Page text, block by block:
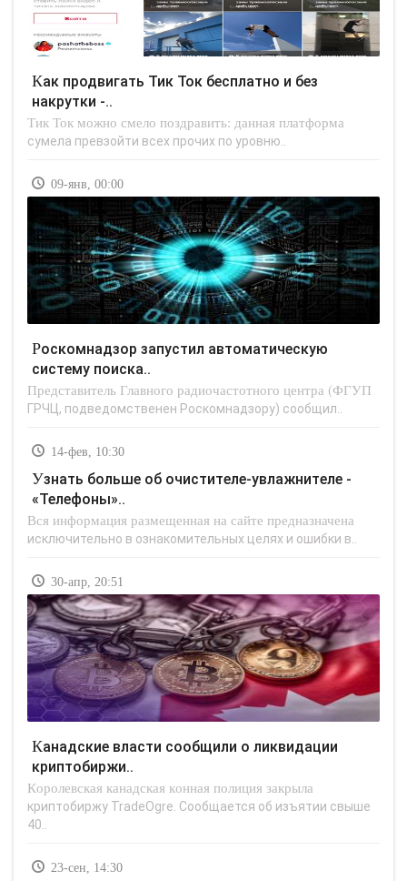
Как продвигать Тик Ток бесплатно и без
накрутки -..
Тик Ток можно смело поздравить: данная платформа
сумела превзойти всех прочих по уровню..
09-янв, 00:00
Роскомнадзор запустил автоматическую
систему поиска..
Представитель Главного радиочастотного центра (ФГУП
ГРЧЦ, подведомственен Роскомнадзору) сообщил..
14-фев, 10:30
Узнать больше об очистителе-увлажнителе -
«Телефоны»..
Вся информация размещенная на сайте предназначена
исключительно в ознакомительных целях и ошибки в..
30-апр, 20:51
Канадские власти сообщили о ликвидации
криптобиржи..
Королевская канадская конная полиция закрыла
криптобиржу TradeOgre. Сообщается об изъятии свыше
40..
23-сен, 14:30